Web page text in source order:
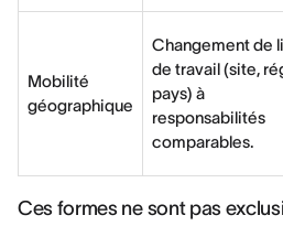
Mobilité
géographique
Changement de
de travail (site,
pays) à
responsabilités
comparables.
Ces formes ne sont pas